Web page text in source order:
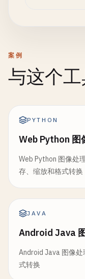
案例
与这个
PYTHON
Web Python 图
Web Python 图像处
存、缩放和格式转换
JAVA
Android Java
Android Java 图像
式转换